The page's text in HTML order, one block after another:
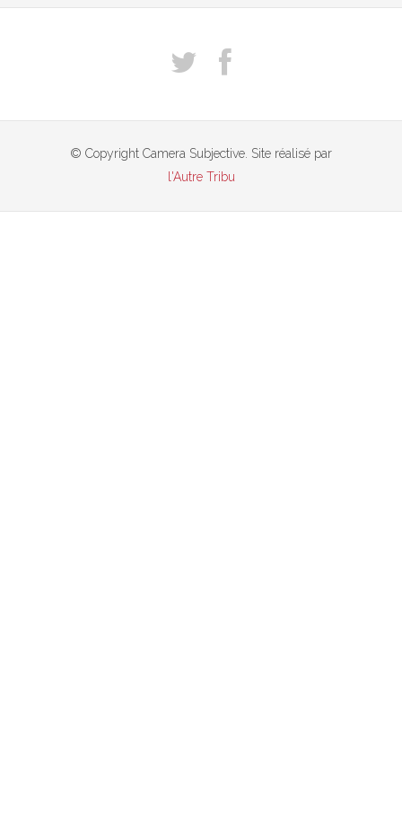
© Copyright Camera Subjective. Site réalisé par
l'Autre Tribu